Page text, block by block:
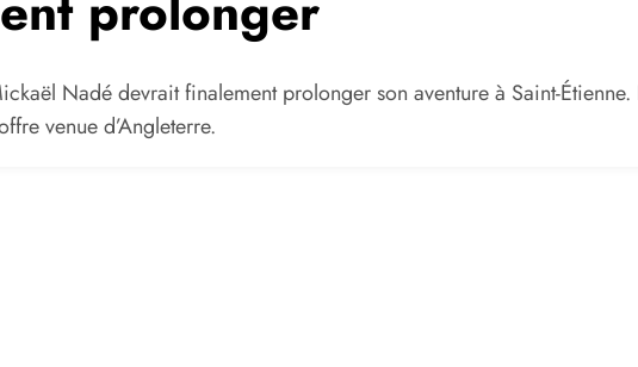
Nadé devrait finalement prolonger son aventure à Saint-
venue d’Angleterre.